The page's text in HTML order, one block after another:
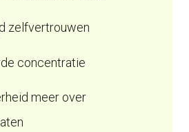
zelfvertrouwen
concentratie
meer over